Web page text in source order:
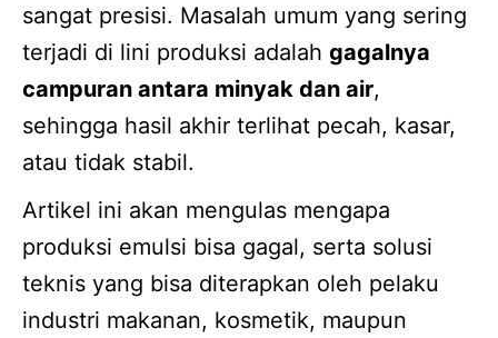
sangat presisi. Masalah umum yang sering
terjadi di lini produksi adalah gagalnya
campuran antara minyak dan air,
sehingga hasil akhir terlihat pecah, kasar,
atau tidak stabil.
Artikel ini akan mengulas mengapa
produksi emulsi bisa gagal, serta solusi
teknis yang bisa diterapkan oleh pelaku
industri makanan, kosmetik, maupun